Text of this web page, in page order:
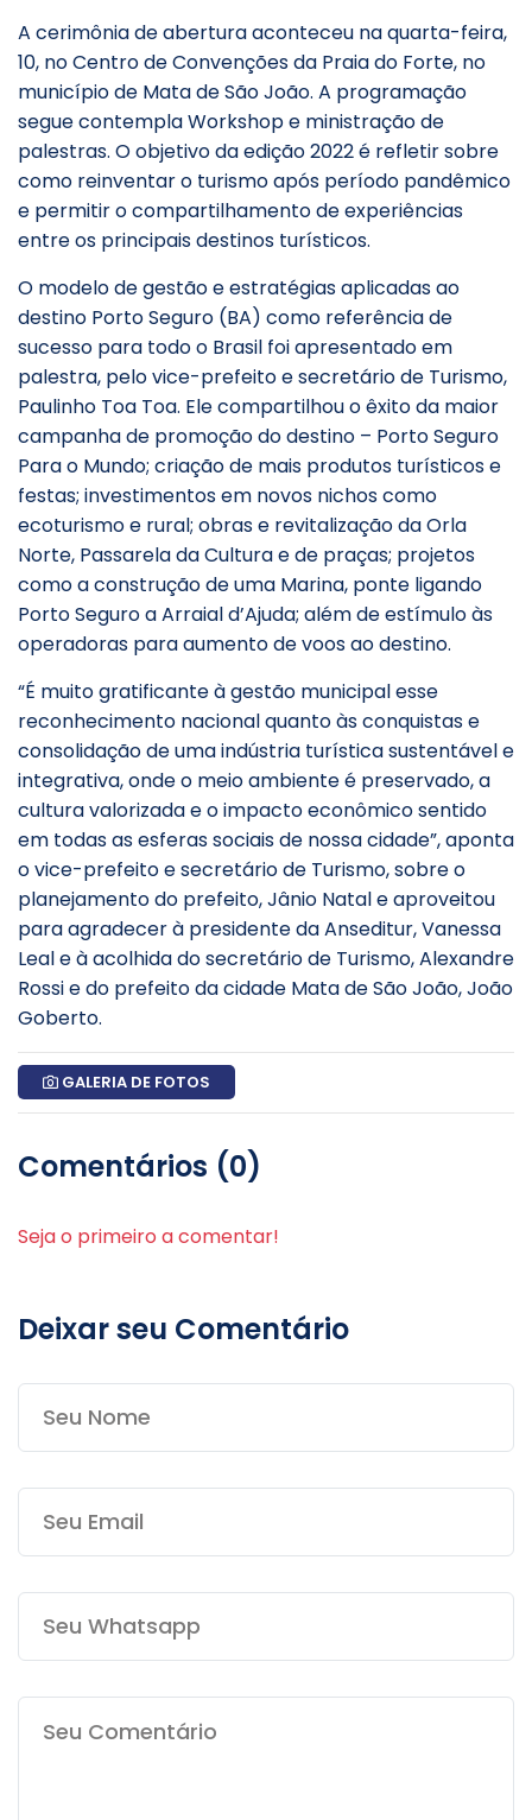
A cerimônia de abertura aconteceu na quarta-feira,
10, no Centro de Convenções da Praia do Forte, no
município de Mata de São João. A programação
segue contempla Workshop e ministração de
palestras. O objetivo da edição 2022 é refletir sobre
como reinventar o turismo após período pandêmico
e permitir o compartilhamento de experiências
entre os principais destinos turísticos.
O modelo de gestão e estratégias aplicadas ao
destino Porto Seguro (BA) como referência de
sucesso para todo o Brasil foi apresentado em
palestra, pelo vice-prefeito e secretário de Turismo,
Paulinho Toa Toa. Ele compartilhou o êxito da maior
campanha de promoção do destino – Porto Seguro
Para o Mundo; criação de mais produtos turísticos e
festas; investimentos em novos nichos como
ecoturismo e rural; obras e revitalização da Orla
Norte, Passarela da Cultura e de praças; projetos
como a construção de uma Marina, ponte ligando
Porto Seguro a Arraial d’Ajuda; além de estímulo às
operadoras para aumento de voos ao destino.
“É muito gratificante à gestão municipal esse
reconhecimento nacional quanto às conquistas e
consolidação de uma indústria turística sustentável e
integrativa, onde o meio ambiente é preservado, a
cultura valorizada e o impacto econômico sentido
em todas as esferas sociais de nossa cidade”, aponta
o vice-prefeito e secretário de Turismo, sobre o
planejamento do prefeito, Jânio Natal e aproveitou
para agradecer à presidente da Anseditur, Vanessa
Leal e à acolhida do secretário de Turismo, Alexandre
Rossi e do prefeito da cidade Mata de São João, João
Goberto.
GALERIA DE FOTOS
Comentários (0)
Seja o primeiro a comentar!
Deixar seu Comentário